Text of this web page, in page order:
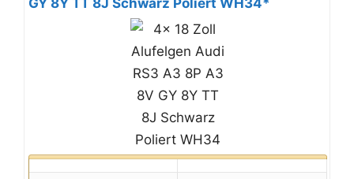
GY 8Y TT 8J Schwarz Poliert WH34*